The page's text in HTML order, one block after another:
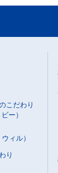
こだわり
ー）
ィル）
り